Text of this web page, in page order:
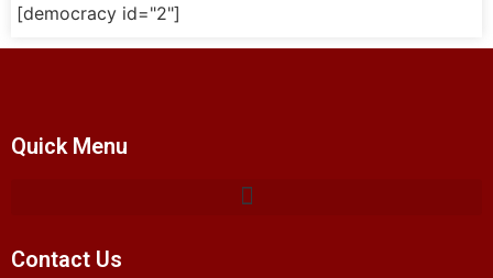
[democracy id="2"]
Quick Menu
Contact Us